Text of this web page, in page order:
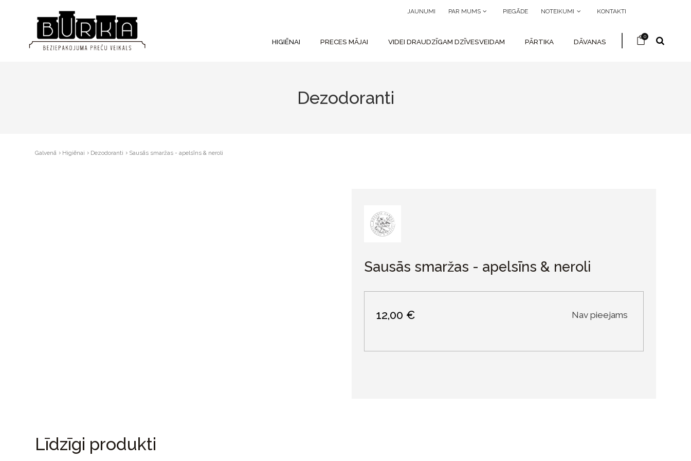
JAUNUMI PAR MUMS PIEGĀDE NOTEIKUMI KONTAKTI
HIGIĒNAI PRECES MĀJAI VIDEI DRAUDZĪGAM DZĪVESVEIDAM PĀRTIKA DĀVANAS
0
Dezodoranti
Galvenā Higiēnai Dezodoranti Sausās smaržas - apelsīns & neroli
Sausās smaržas - apelsīns & neroli
12,00 € Nav pieejams
Līdzīgi produkti